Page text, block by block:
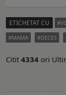
ETICHETAT CU
MAMA
DECES
Citit 4334 ori